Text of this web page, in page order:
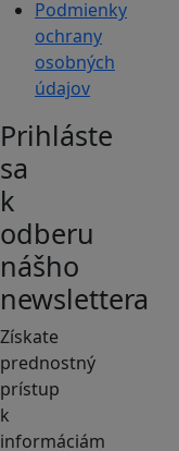
Podmienky
ochrany
osobných
údajov
Prihláste
sa
k
odberu
nášho
newslettera
Získate
prednostný
prístup
k
informáciám